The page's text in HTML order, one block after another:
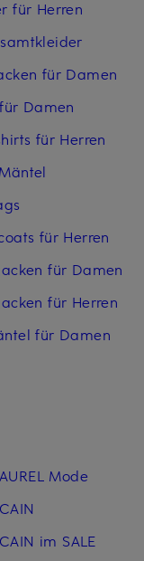
für Herren
für Damen
Damen
für Herren
für Herren
für Damen
für Herren
für Damen
Mode
im SALE